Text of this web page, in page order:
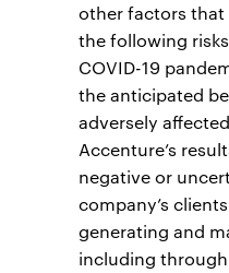
other factors that
the following
COVID-19
the anticipated
adversely
Accenture’s
negative or
company’s
generating and
including